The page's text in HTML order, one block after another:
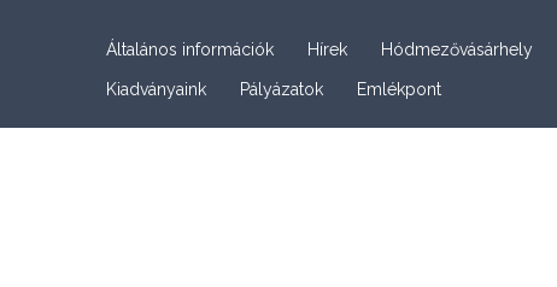
Általános információk Hírek Hódmezővásárhely
Kiadványaink Pályázatok Emlékpont